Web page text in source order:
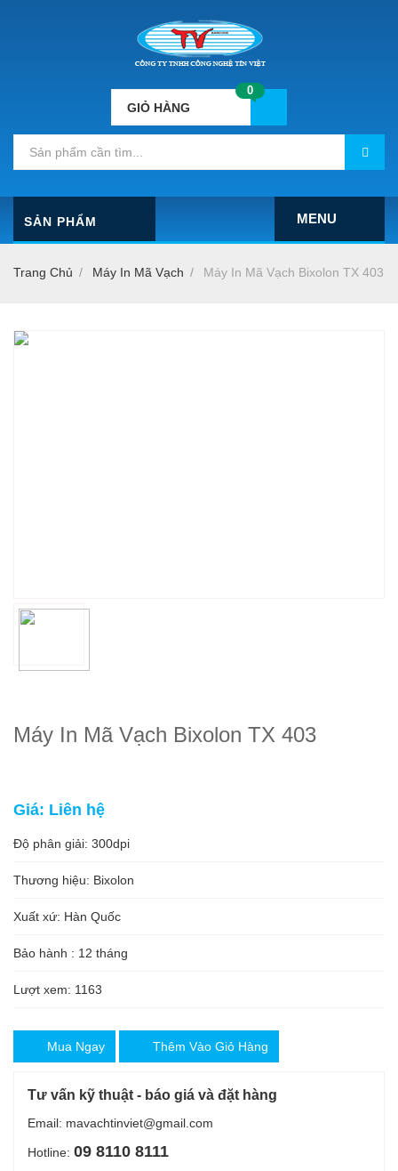
GIỎ HÀNG
0
MENU
SẢN PHẨM
Trang Chủ Máy In Mã Vạch Máy In Mã Vạch Bixolon TX 403
Máy In Mã Vạch Bixolon TX 403
Giá: Liên hệ
Độ phân giải: 300dpi
Thương hiệu: Bixolon
Xuất xứ: Hàn Quốc
Bảo hành : 12 tháng
Lượt xem: 1163
Mua Ngay Thêm Vào Giỏ Hàng
Tư vấn kỹ thuật - báo giá và đặt hàng
Email: mavachtinviet@gmail.com
Hotline: 09 8110 8111